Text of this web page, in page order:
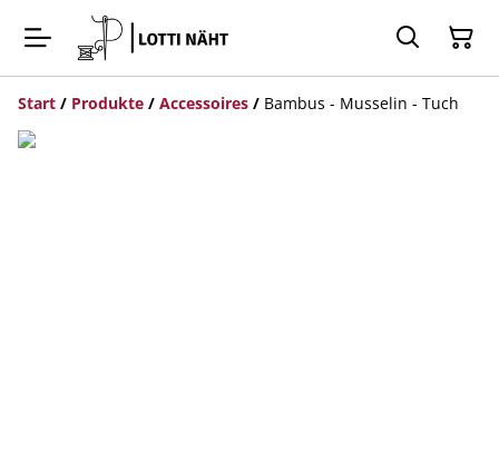
Start / Produkte / Accessoires / Bambus - Musselin - Tuch